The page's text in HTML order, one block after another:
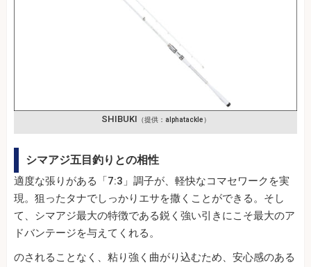
SHIBUKI （提供：alphatackle）
シマアジ五目釣りとの相性
適度な張りがある「7:3」調子が、軽快なコマセワークを実
現。狙ったタナでしっかりエサを撒くことができる。そし
て、シマアジ最大の特徴である鋭く強い引きにこそ最大のア
ドバンテージを与えてくれる。
のされることなく、粘り強く曲がり込むため、安心感のある